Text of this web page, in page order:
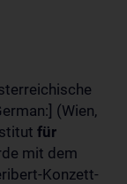
(Wien,
für
mit dem
Konzett-